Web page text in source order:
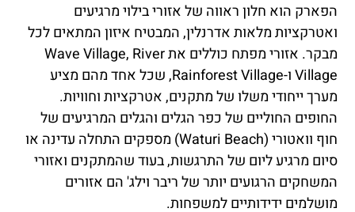
הפארק הוא חלון ראווה של אזורי בילוי מרגיעים
ואטרקציות מלאות אדרנלין, המבטיח איזון המתאים לכל
מבקר. אזורי מפתח כוללים את Wave Village, River
Village ו-Rainforest Village, שכל אחד מהם מציע
מערך ייחודי משלו של מתקנים, אטרקציות וחוויות.
החופים החוליים של כפר הגלים והגלים המרגיעים של
חוף וואטורי (Waturi Beach) מספקים התחלה עדינה או
סיום מרגיע ליום של התרגשות, בעוד שהמתקנים ואזורי
המשחקים הרגועים יותר של ריבר וילג' הם אזורים
מושלמים ידידותיים למשפחות.